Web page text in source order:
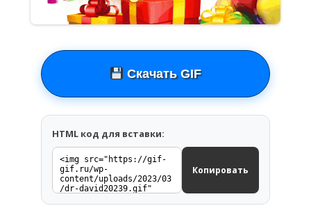
Скачать GIF
HTML код для вставки:
Копировать